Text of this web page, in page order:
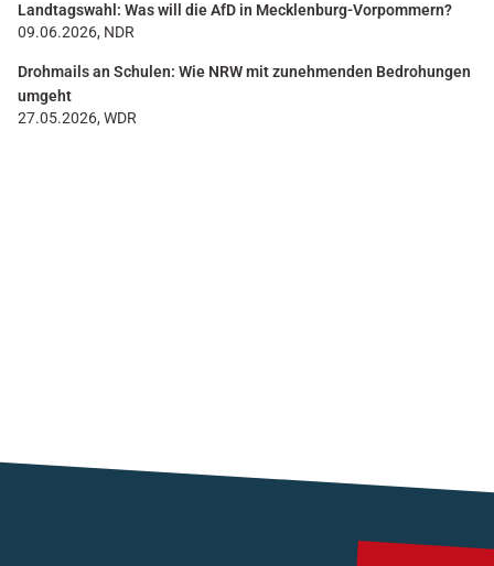
Landtagswahl: Was will die AfD in Mecklenburg-Vorpommern?
09.06.2026, NDR
Drohmails an Schulen: Wie NRW mit zunehmenden Bedrohungen
umgeht
27.05.2026, WDR